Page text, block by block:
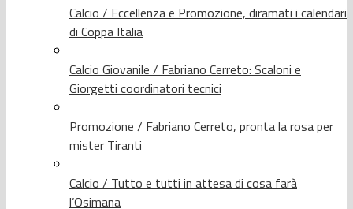
Calcio / Eccellenza e Promozione, diramati i calendari
di Coppa Italia
Calcio Giovanile / Fabriano Cerreto: Scaloni e
Giorgetti coordinatori tecnici
Promozione / Fabriano Cerreto, pronta la rosa per
mister Tiranti
Calcio / Tutto e tutti in attesa di cosa farà
l’Osimana